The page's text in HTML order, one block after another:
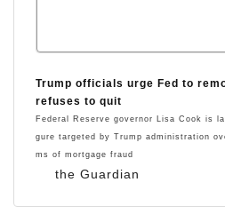
the Guardian
Trump officials urge Fed to
refuses to quit
Federal Reserve governor Lisa Cook is
gure targeted by Trump administration
ms of mortgage fraud